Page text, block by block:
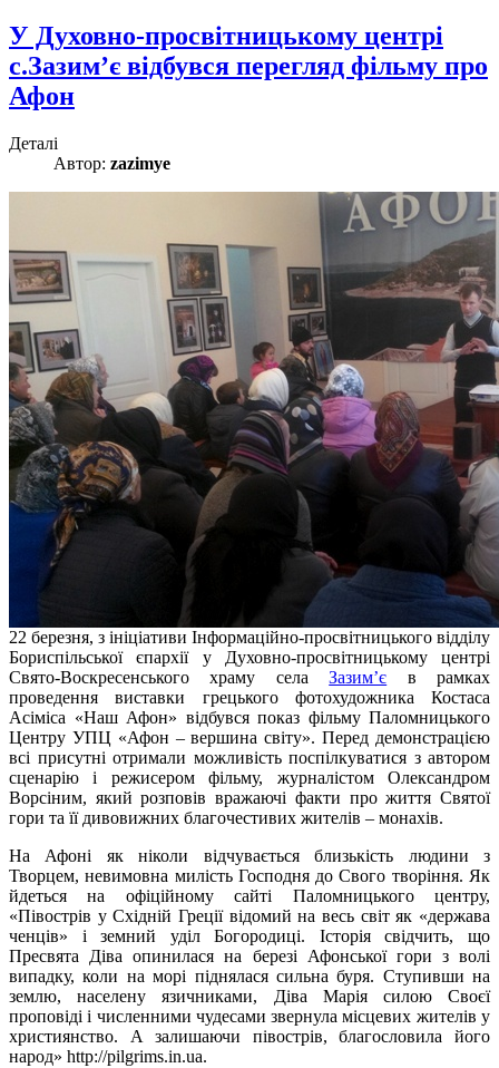
У Духовно-просвітницькому центрі
с.Зазим’є відбувся перегляд фільму про
Афон
Деталі
Автор: zazimye
22 березня, з ініціативи Інформаційно-просвітницького відділу
Бориспільської єпархії у Духовно-просвітницькому центрі
Свято-Воскресенського храму селаЗазим’є в рамках
проведення виставки грецького фотохудожника Костаса
Асіміса «Наш Афон» відбувся показ фільму Паломницького
Центру УПЦ «Афон – вершина світу». Перед демонстрацією
всі присутні отримали можливість поспілкуватися з автором
сценарію і режисером фільму, журналістом Олександром
Ворсіним, який розповів вражаючі факти про життя Святої
гори та її дивовижних благочестивих жителів – монахів.
На Афоні як ніколи відчувається близькість людини з
Творцем, невимовна милість Господня до Свого творіння. Як
йдеться на офіційному сайті Паломницького центру,
«Півострів у Східній Греції відомий на весь світ як «держава
ченців» і земний уділ Богородиці. Історія свідчить, що
Пресвята Діва опинилася на березі Афонської гори з волі
випадку, коли на морі піднялася сильна буря. Ступивши на
землю, населену язичниками, Діва Марія силою Своєї
проповіді і численними чудесами звернула місцевих жителів у
християнство. А залишаючи півострів, благословила його
народ» http://pilgrims.in.ua.